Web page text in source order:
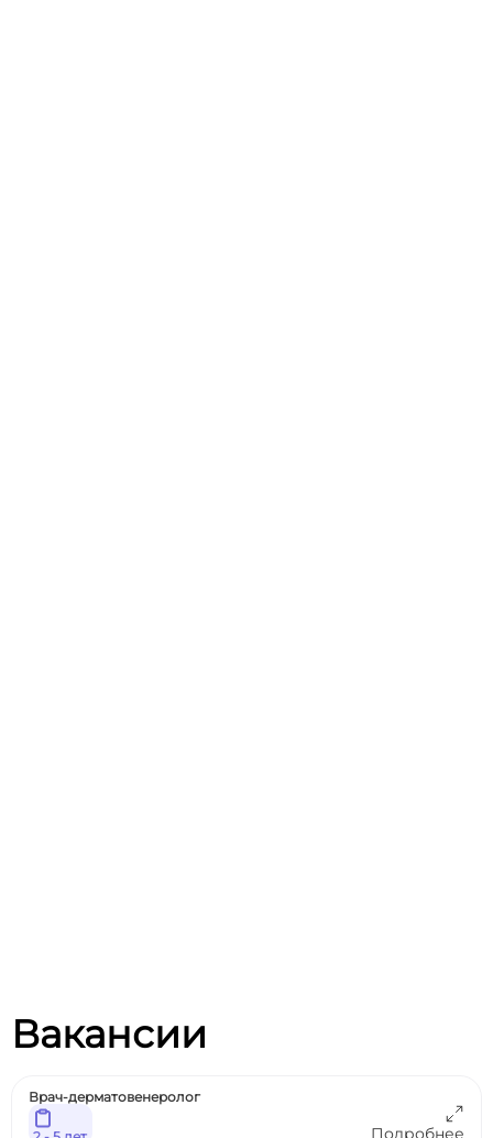
Вакансии
Врач-дерматовенеролог